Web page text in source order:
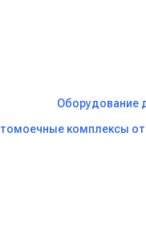
Оборудование
комплексы